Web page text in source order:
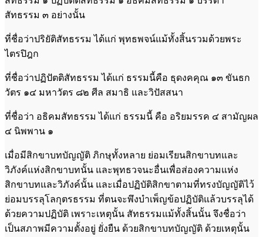
สัทธรรม ๓ อย่างนั้น
ที่ชื่อว่าปริยัติสัทธรรม ได้แก่ พุทธพจน์แม้ทั้งสิ้นรวมด้วยพระ
ไตรปิฎก
ที่ชื่อว่าปฏิปัตติสัทธรรม ได้แก่ ธรรมนี้คือ ธุดงคคุณ ๑๓ ขันธก
วัตร ๑๔ มหาวัตร ๘๒ ศีล สมาธิ และวิปัสสนา
ที่ชื่อว่า อธิคมสัทธรรม ได้แก่ ธรรมนี้ คือ อริยมรรค ๔ สามัญผล
๔ นิพพาน ๑
เมื่อมีสิกขาบทบัญญัติ ภิกษุทั้งหลาย ย่อมเรียนสิกขาบทและ
วิภังค์แห่งสิกขาบทนั้น และพุทธวจนะอื่นเพื่อส่องความแห่ง
สิกขาบทและวิภังค์นั้น และเมื่อปฏิบัติสิกขาตามที่ทรงบัญญัติไว้
ย่อมบรรลุโลกุตรธรรม ที่ตนจะพึงบำเพ็ญข้อปฏิบัติแล้วบรรลุได้
ด้วยความปฏิบัติ เพราะเหตุนั้น สัทธรรมแม้ทั้งสิ้นนั้น จึงชื่อว่า
เป็นสภาพมีความตั้งอยู่ ยั่งยืน ด้วยสิกขาบทบัญญัติ ด้วยเหตุนั้น